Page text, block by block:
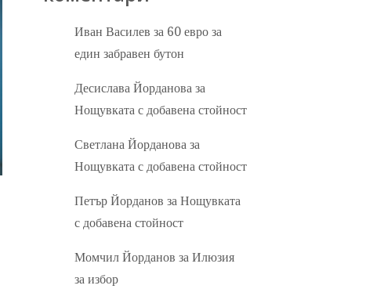
Иван Василев за 60 евро за
един забравен бутон
Десислава Йорданова за
Нощувката с добавена стойност
Светлана Йорданова за
Нощувката с добавена стойност
Петър Йорданов за Нощувката
с добавена стойност
Момчил Йорданов за Илюзия
за избор